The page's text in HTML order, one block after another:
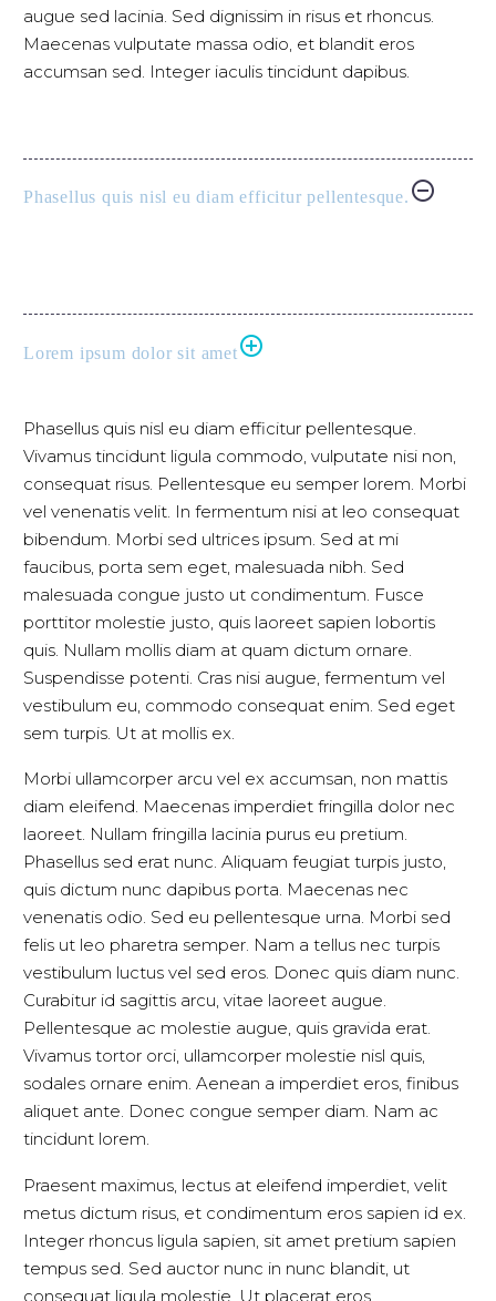
augue sed lacinia. Sed dignissim in risus et rhoncus.
Maecenas vulputate massa odio, et blandit eros
accumsan sed. Integer iaculis tincidunt dapibus.
Phasellus quis nisl eu diam efficitur pellentesque.
Lorem ipsum dolor sit amet
Phasellus quis nisl eu diam efficitur pellentesque.
Vivamus tincidunt ligula commodo, vulputate nisi non,
consequat risus. Pellentesque eu semper lorem. Morbi
vel venenatis velit. In fermentum nisi at leo consequat
bibendum. Morbi sed ultrices ipsum. Sed at mi
faucibus, porta sem eget, malesuada nibh. Sed
malesuada congue justo ut condimentum. Fusce
porttitor molestie justo, quis laoreet sapien lobortis
quis. Nullam mollis diam at quam dictum ornare.
Suspendisse potenti. Cras nisi augue, fermentum vel
vestibulum eu, commodo consequat enim. Sed eget
sem turpis. Ut at mollis ex.
Morbi ullamcorper arcu vel ex accumsan, non mattis
diam eleifend. Maecenas imperdiet fringilla dolor nec
laoreet. Nullam fringilla lacinia purus eu pretium.
Phasellus sed erat nunc. Aliquam feugiat turpis justo,
quis dictum nunc dapibus porta. Maecenas nec
venenatis odio. Sed eu pellentesque urna. Morbi sed
felis ut leo pharetra semper. Nam a tellus nec turpis
vestibulum luctus vel sed eros. Donec quis diam nunc.
Curabitur id sagittis arcu, vitae laoreet augue.
Pellentesque ac molestie augue, quis gravida erat.
Vivamus tortor orci, ullamcorper molestie nisl quis,
sodales ornare enim. Aenean a imperdiet eros, finibus
aliquet ante. Donec congue semper diam. Nam ac
tincidunt lorem.
Praesent maximus, lectus at eleifend imperdiet, velit
metus dictum risus, et condimentum eros sapien id ex.
Integer rhoncus ligula sapien, sit amet pretium sapien
tempus sed. Sed auctor nunc in nunc blandit, ut
consequat ligula molestie. Ut placerat eros